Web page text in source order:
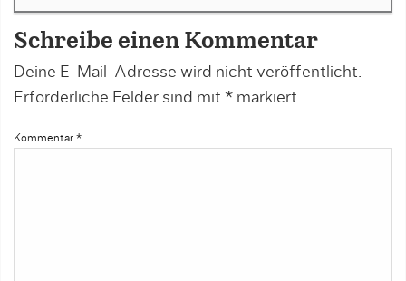
Schreibe einen Kommentar
Deine E-Mail-Adresse wird nicht veröffentlicht.
Erforderliche Felder sind mit * markiert.
Kommentar *